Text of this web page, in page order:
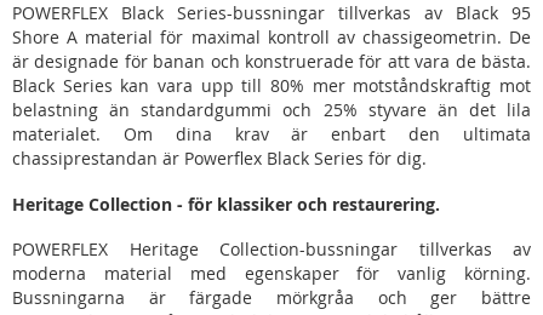
POWERFLEX Black Series-bussningar tillverkas av Black 95
Shore A material för maximal kontroll av chassigeometrin. De
är designade för banan och konstruerade för att vara de bästa.
Black Series kan vara upp till 80% mer motståndskraftig mot
belastning än standardgummi och 25% styvare än det lila
materialet. Om dina krav är enbart den ultimata
chassiprestandan är Powerflex Black Series för dig.
Heritage Collection - för klassiker och restaurering.
POWERFLEX Heritage Collection-bussningar tillverkas av
moderna material med egenskaper för vanlig körning.
Bussningarna är färgade mörkgråa och ger bättre